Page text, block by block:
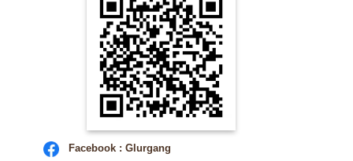
Facebook : Glurgang